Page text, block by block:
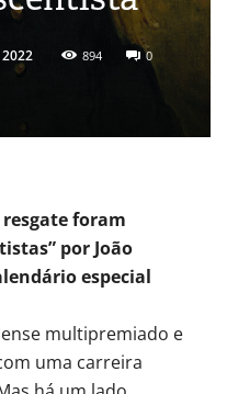
894 0
resgate foram
por João
especial
multipremiado e
uma carreira